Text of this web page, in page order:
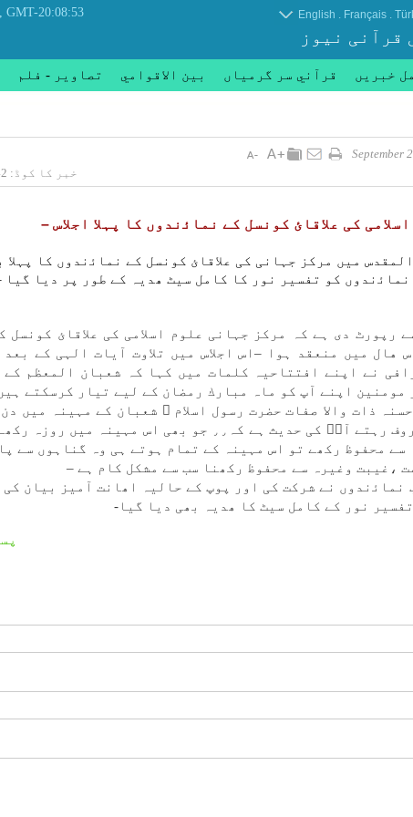
GMT-20:08:53
, Saturday 08 August 2026 .
Français
.
English
قرآنی نیوز
خبریں قرآني سر گرمياں بين الاقوامي تصاوير - فلم
خبر کا کوڈ:
كی علاقائ كونسل كے نماﺋندوں كا پہلا اجلاس –
میں مركز جہانی كی علاقائ كونسل كے نماﺋندوں كا پہلا
كو تفسير نور كا كامل سیٹ ھدیہ كے طور پر ديا گيا
رپورٹ دی ہے كہ مركز جہانی علوم اسلامی كی علاقائ كونسل
هال میں منعقد ہوا –اس اجلاس میں تلاوت آيات الہی كے
نے اپنے افتتاحیہ كلمات میں كہا كہ شعبان المعظم
مومنين اپنے آپ كو ماہ مبارك رمضان كے لیے تيار كرسكتے
ذات والا صفات حضرت رسول اسلام ۖ شعبان كے مہينہ میں
اور رات كو نماز اور عبادت میں مصروف رہتے آپۖ كی حديث ہے كہ٫٫ جو بھی
محفوظ ركھے تو اس مہينہ كے تمام ہوتے ہی وہ گناہوں سے
،غيبت وغيرہ سے محفوظ ركھنا سب سے مشكل كام ہے –
میں ۹۰ ممالك سے ۱۵۰ منتخب نماﺋندوں نے شركت كی اور پوپ كے حالیہ اھانت آميز
نور كے كامل سیٹ كا ھدیہ بھی ديا گيا-